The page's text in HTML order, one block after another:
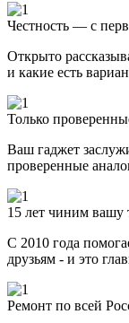
Честность — с
Открыто
и какие есть
Только
Ваш гаджет
проверенные
15 лет чиним вашу
С 2010 года
друзьям - и это
Ремонт по всей